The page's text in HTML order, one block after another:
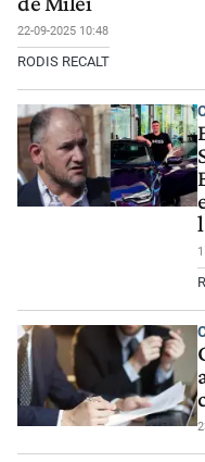
22-09-2025 10:48
RODIS RECALT